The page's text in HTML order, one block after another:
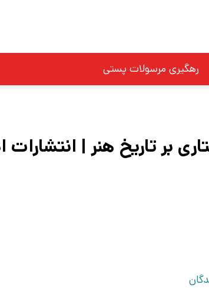
رهگیری مرسولات پستی
بر تاریخ هنر | انتشارات